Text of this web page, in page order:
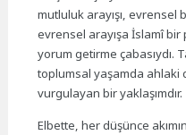
mutluluk arayışı, evrensel
evrensel arayışa İslamî
yorum getirme çabasıydı.
toplumsal yaşamda ahlaki
vurgulayan bir yaklaşımdır.
Elbette, her düşünce